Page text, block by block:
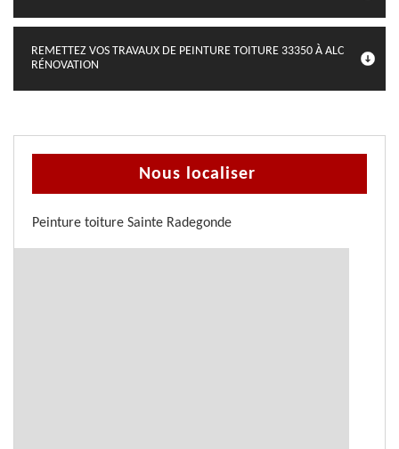
REMETTEZ VOS TRAVAUX DE PEINTURE TOITURE 33350 À ALC
RÉNOVATION
Nous localiser
Peinture toiture Sainte Radegonde